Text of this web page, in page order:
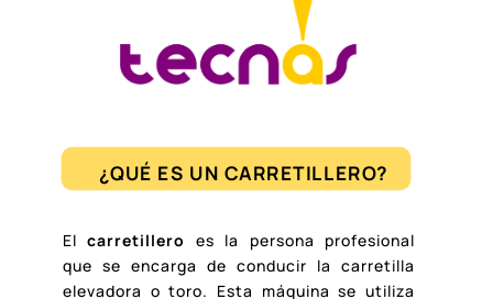
¿QUÉ ES UN CARRETILLERO?
Elcarretillero
es la persona profesional
que se encarga de conducir la carretilla
elevadora o toro. Esta máquina se utiliza